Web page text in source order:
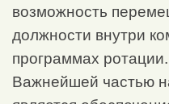
возможность
должности внутри
программах ротации.
Важнейшей частью